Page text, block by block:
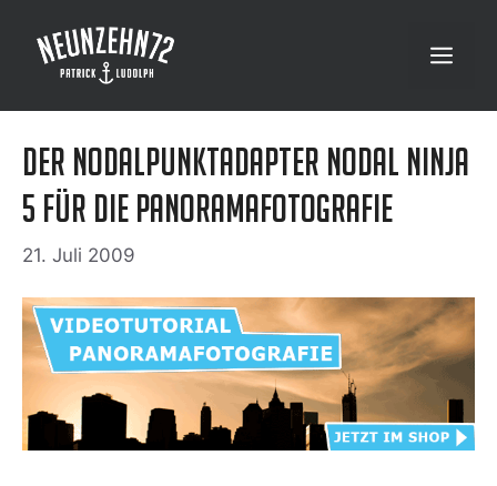
Inhalt
springen
Menü
Der Nodalpunktadapter Nodal Ninja
5 für die Panoramafotografie
21. Juli 2009